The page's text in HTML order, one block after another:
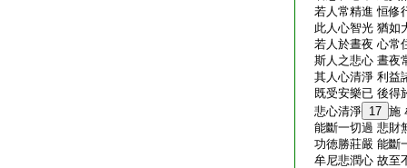
若人常精進 恒修
此人心智光 猶如
若人於晝夜 心常
斯人之悲心 晝夜
其人心清淨 利益
既受安樂已 後得
悲心清淨 17 施
能斷一切過 悲財
功徳勝莊嚴 能斷
牟尼悲潤心 故至